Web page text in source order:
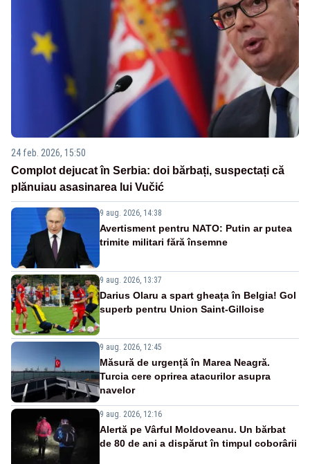
24 feb. 2026, 15:50
Complot dejucat în Serbia: doi bărbați, suspectați că
plănuiau asasinarea lui Vučić
9 aug. 2026, 14:38
Avertisment pentru NATO: Putin ar putea
trimite militari fără însemne
9 aug. 2026, 13:37
Darius Olaru a spart gheața în Belgia! Gol
superb pentru Union Saint-Gilloise
9 aug. 2026, 12:45
Măsură de urgență în Marea Neagră.
Turcia cere oprirea atacurilor asupra
navelor
9 aug. 2026, 12:16
Alertă pe Vârful Moldoveanu. Un bărbat
de 80 de ani a dispărut în timpul coborârii